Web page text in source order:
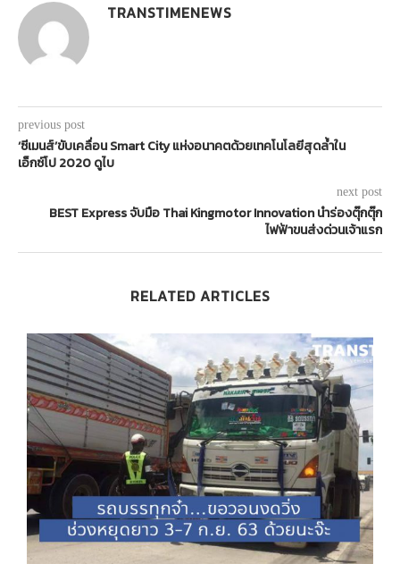
TRANSTIMENEWS
previous post
‘ซีเมนส์’ขับเคลื่อน Smart City แห่งอนาคตด้วยเทคโนโลยีสุดล้ำใน
เอ็กซ์โป 2020 ดูไบ
next post
BEST Express จับมือ Thai Kingmotor Innovation นำร่องตุ๊กตุ๊ก
ไฟฟ้าขนส่งด่วนเจ้าแรก
RELATED ARTICLES